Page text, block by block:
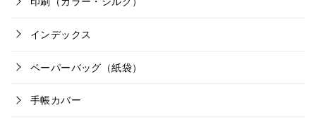
インデックス
ペーパーバッグ（紙袋）
手帳カバー